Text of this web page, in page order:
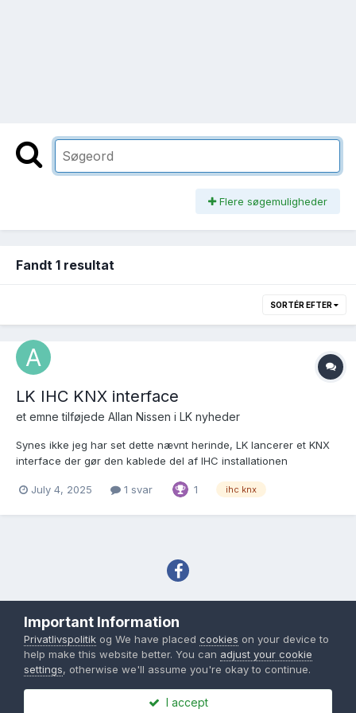
Flere søgemuligheder
Fandt 1 resultat
SORTÉR EFTER
LK IHC KNX interface
et emne tilføjede Allan Nissen i LK nyheder
Synes ikke jeg har set dette nævnt herinde, LK lancerer et KNX
interface der gør den kablede del af IHC installationen
er der 8 input terminaler, RS 485 terminaler og 2 LAN porte på
July 4, 2025 1 svar 1 ihc knx
Copyright IHC-User.dk 2007-2026
Powered by Invision Community
Important Information
Privatlivspolitik og We have placed cookies on your device to
help make this website better. You can adjust your cookie
settings, otherwise we'll assume you're okay to continue.
I accept